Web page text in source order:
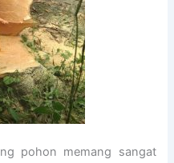
pohon memang sangat